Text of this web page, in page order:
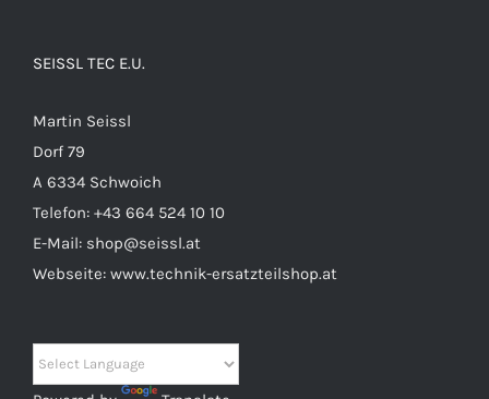
SEISSL TEC E.U.
Martin Seissl
Dorf 79
A 6334 Schwoich
Telefon: +43 664 524 10 10
E-Mail: shop@seissl.at
Webseite: www.technik-ersatzteilshop.at